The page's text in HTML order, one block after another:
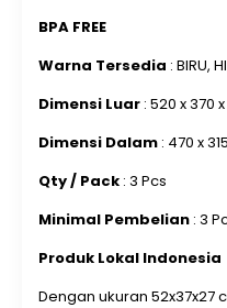
BPA FREE
Warna Tersedia : BIRU,
Dimensi Luar: 520 x 370
Dimensi Dalam: 470 x
Qty / Pack: 3 Pcs
Minimal Pembelian: 3
Produk Lokal Indonesia
Dengan ukuran 52x37x27